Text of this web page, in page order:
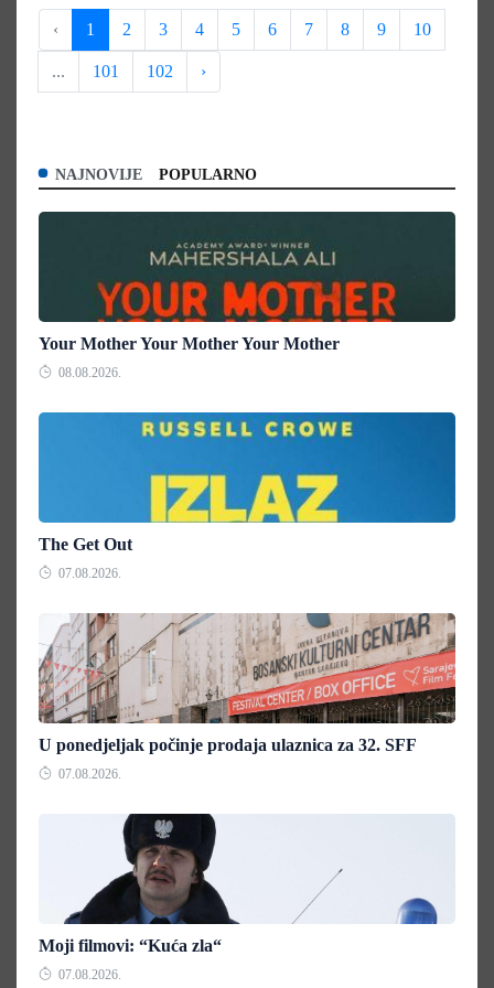
‹ 1 2 3 4 5 6 7 8 9 10
... 101 102 ›
NAJNOVIJE POPULARNO
Your Mother Your Mother Your Mother
08.08.2026.
The Get Out
07.08.2026.
U ponedjeljak počinje prodaja ulaznica za 32. SFF
07.08.2026.
Moji filmovi: “Kuća zla“
07.08.2026.